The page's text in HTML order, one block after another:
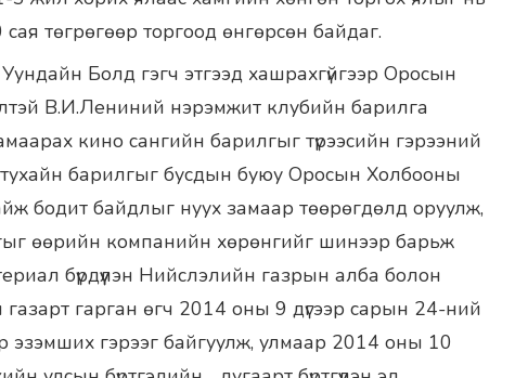
төгрөгөөр торгоод өнгөрсөн байдаг.
Уундайн Болд гэгч этгээд хашрахгүйгээр Оросын
В.И.Лениний нэрэмжит клубийн барилга
кино сангийн барилгыг түрээсийн гэрээний
барилгыг бусдын буюу Оросын Холбооны
бодит байдлыг нуух замаар төөрөгдөлд оруулж,
өөрийн компанийн хөрөнгийг шинээр барьж
бүрдүүлэн Нийслэлийн газрын алба болон
гарган өгч 2014 оны 9 дүгээр сарын 24-ний
эзэмших гэрээг байгуулж, улмаар 2014 оны 10